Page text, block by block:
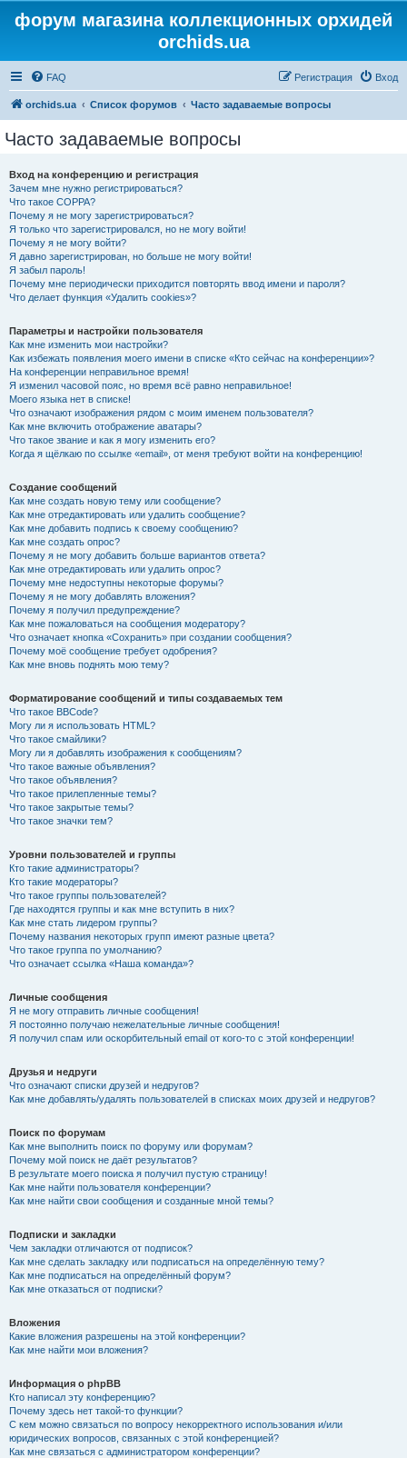
форум магазина коллекционных орхидей
orchids.ua
FAQ Вход
Регистрация
orchids.ua Список форумов Часто задаваемые вопросы
Часто задаваемые вопросы
Вход на конференцию и регистрация
Зачем мне нужно регистрироваться?
Что такое COPPA?
Почему я не могу зарегистрироваться?
Я только что зарегистрировался, но не могу войти!
Почему я не могу войти?
Я давно зарегистрирован, но больше не могу войти!
Я забыл пароль!
Почему мне периодически приходится повторять ввод имени и пароля?
Что делает функция «Удалить cookies»?
Параметры и настройки пользователя
Как мне изменить мои настройки?
Как избежать появления моего имени в списке «Кто сейчас на конференции»?
На конференции неправильное время!
Я изменил часовой пояс, но время всё равно неправильное!
Моего языка нет в списке!
Что означают изображения рядом с моим именем пользователя?
Как мне включить отображение аватары?
Что такое звание и как я могу изменить его?
Когда я щёлкаю по ссылке «email», от меня требуют войти на конференцию!
Создание сообщений
Как мне создать новую тему или сообщение?
Как мне отредактировать или удалить сообщение?
Как мне добавить подпись к своему сообщению?
Как мне создать опрос?
Почему я не могу добавить больше вариантов ответа?
Как мне отредактировать или удалить опрос?
Почему мне недоступны некоторые форумы?
Почему я не могу добавлять вложения?
Почему я получил предупреждение?
Как мне пожаловаться на сообщения модератору?
Что означает кнопка «Сохранить» при создании сообщения?
Почему моё сообщение требует одобрения?
Как мне вновь поднять мою тему?
Форматирование сообщений и типы создаваемых тем
Что такое BBCode?
Могу ли я использовать HTML?
Что такое смайлики?
Могу ли я добавлять изображения к сообщениям?
Что такое важные объявления?
Что такое объявления?
Что такое прилепленные темы?
Что такое закрытые темы?
Что такое значки тем?
Уровни пользователей и группы
Кто такие администраторы?
Кто такие модераторы?
Что такое группы пользователей?
Где находятся группы и как мне вступить в них?
Как мне стать лидером группы?
Почему названия некоторых групп имеют разные цвета?
Что такое группа по умолчанию?
Что означает ссылка «Наша команда»?
Личные сообщения
Я не могу отправить личные сообщения!
Я постоянно получаю нежелательные личные сообщения!
Я получил спам или оскорбительный email от кого-то с этой конференции!
Друзья и недруги
Что означают списки друзей и недругов?
Как мне добавлять/удалять пользователей в списках моих друзей и недругов?
Поиск по форумам
Как мне выполнить поиск по форуму или форумам?
Почему мой поиск не даёт результатов?
В результате моего поиска я получил пустую страницу!
Как мне найти пользователя конференции?
Как мне найти свои сообщения и созданные мной темы?
Подписки и закладки
Чем закладки отличаются от подписок?
Как мне сделать закладку или подписаться на определённую тему?
Как мне подписаться на определённый форум?
Как мне отказаться от подписки?
Вложения
Какие вложения разрешены на этой конференции?
Как мне найти мои вложения?
Информация о phpBB
Кто написал эту конференцию?
Почему здесь нет такой-то функции?
С кем можно связаться по вопросу некорректного использования и/или
юридических вопросов, связанных с этой конференцией?
Как мне связаться с администратором конференции?